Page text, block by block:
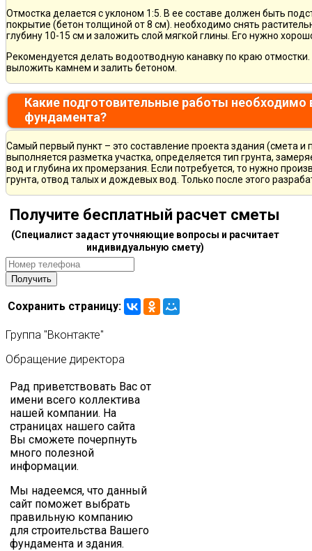
Отмостка делается с уклоном 1:5. В ее составе должен быть
покрытие (бетон толщиной от 8 см). необходимо снять
глубину 10-15 см и заложить слой мягкой глины. Его нужно
Рекомендуется делать водоотводную канавку по краю
выложить камнем и залить бетоном.
Какие подготовительные работы необходимо
фундамента?
Самый первый пункт – это составление проекта здания (смета
выполняется разметка участка, определяется тип грунта,
вод и глубина их промерзания. Если потребуется, то нужно
грунта, отвод талых и дождевых вод. Только после этого
Получите бесплатный расчет сметы
(Специалист задаст уточняющие вопросы и расчитает
индивидуальную смету)
Сохранить страницу:
Группа "Вконтакте"
Обращение директора
Рад приветствовать Вас от
имени всего коллектива
нашей компании. На
страницах нашего сайта
Вы сможете почерпнуть
много полезной
информации.
Мы надеемся, что данный
сайт поможет выбрать
правильную компанию
для строительства Вашего
фундамента и здания.